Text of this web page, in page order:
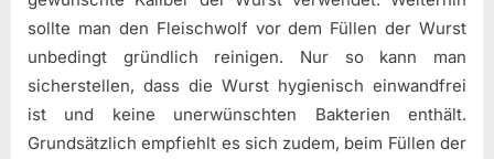
sollte man den Fleischwolf vor dem Füllen der Wurst
unbedingt gründlich reinigen. Nur so kann man
sicherstellen, dass die Wurst hygienisch einwandfrei
ist und keine unerwünschten Bakterien enthält.
Grundsätzlich empfiehlt es sich zudem, beim Füllen der